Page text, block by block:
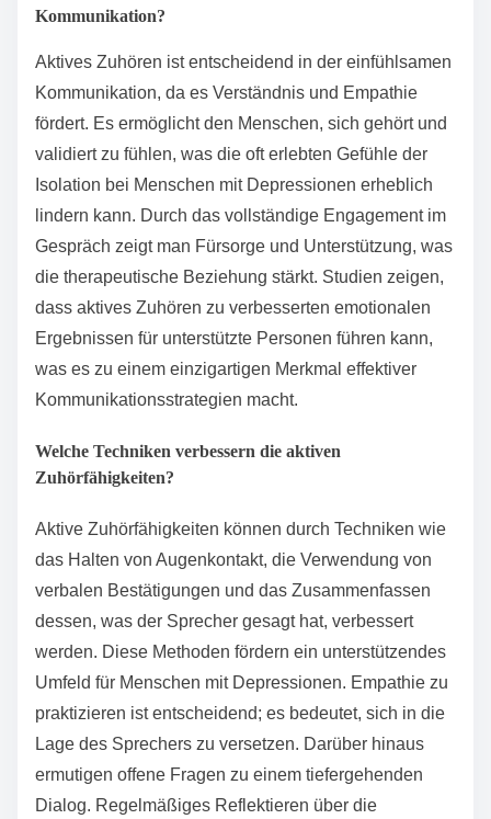
Kommunikation?
Aktives Zuhören ist entscheidend in der einfühlsamen
Kommunikation, da es Verständnis und Empathie
fördert. Es ermöglicht den Menschen, sich gehört und
validiert zu fühlen, was die oft erlebten Gefühle der
Isolation bei Menschen mit Depressionen erheblich
lindern kann. Durch das vollständige Engagement im
Gespräch zeigt man Fürsorge und Unterstützung, was
die therapeutische Beziehung stärkt. Studien zeigen,
dass aktives Zuhören zu verbesserten emotionalen
Ergebnissen für unterstützte Personen führen kann,
was es zu einem einzigartigen Merkmal effektiver
Kommunikationsstrategien macht.
Welche Techniken verbessern die aktiven
Zuhörfähigkeiten?
Aktive Zuhörfähigkeiten können durch Techniken wie
das Halten von Augenkontakt, die Verwendung von
verbalen Bestätigungen und das Zusammenfassen
dessen, was der Sprecher gesagt hat, verbessert
werden. Diese Methoden fördern ein unterstützendes
Umfeld für Menschen mit Depressionen. Empathie zu
praktizieren ist entscheidend; es bedeutet, sich in die
Lage des Sprechers zu versetzen. Darüber hinaus
ermutigen offene Fragen zu einem tiefergehenden
Dialog. Regelmäßiges Reflektieren über die